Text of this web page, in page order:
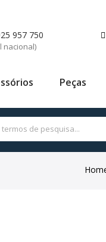
957 750
nacional)
Peças